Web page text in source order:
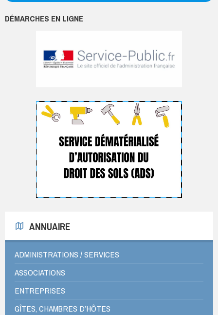
DÉMARCHES EN LIGNE
ANNUAIRE
ADMINISTRATIONS / SERVICES
ASSOCIATIONS
ENTREPRISES
GÎTES, CHAMBRES D’HÔTES